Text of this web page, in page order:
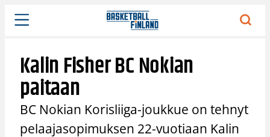
Siirry
sisältöön
Kalin Fisher BC Nokian
paitaan
BC Nokian Korisliiga-joukkue on tehnyt
pelaajasopimuksen 22-vuotiaan Kalin